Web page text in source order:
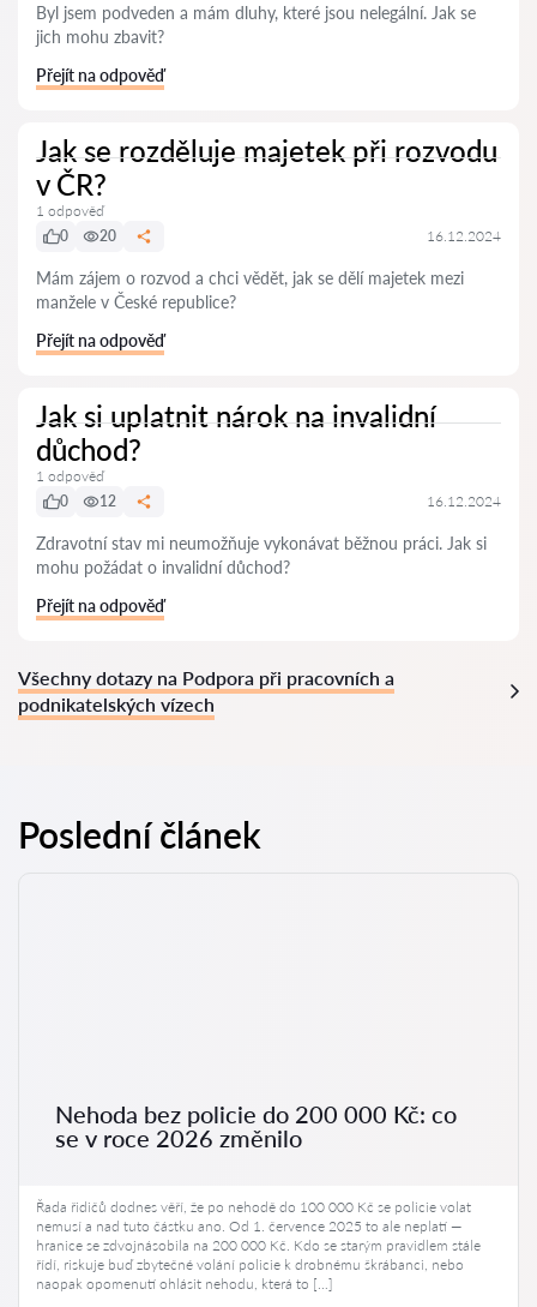
Byl jsem podveden a mám dluhy, které jsou nelegální. Jak se
jich mohu zbavit?
Přejít na odpověď
Jak se rozděluje majetek při rozvodu
v ČR?
1 odpověď
0
20 16.12.2024
Mám zájem o rozvod a chci vědět, jak se dělí majetek mezi
manžele v České republice?
Přejít na odpověď
Jak si uplatnit nárok na invalidní
důchod?
1 odpověď
0
12 16.12.2024
Zdravotní stav mi neumožňuje vykonávat běžnou práci. Jak si
mohu požádat o invalidní důchod?
Přejít na odpověď
Všechny dotazy na Podpora při pracovních a
podnikatelských vízech
Poslední článek
Nehoda bez policie do 200 000 Kč: co
se v roce 2026 změnilo
Řada řidičů dodnes věří, že po nehodě do 100 000 Kč se policie volat
nemusí a nad tuto částku ano. Od 1. července 2025 to ale neplatí —
hranice se zdvojnásobila na 200 000 Kč. Kdo se starým pravidlem stále
řídí, riskuje buď zbytečné volání policie k drobnému škrábanci, nebo
naopak opomenutí ohlásit nehodu, která to […]